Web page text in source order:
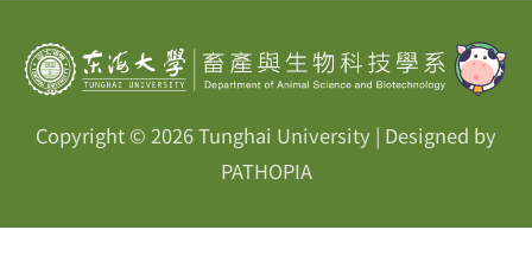
Copyright © 2026Tunghai University | Designed by
PATHOPIA